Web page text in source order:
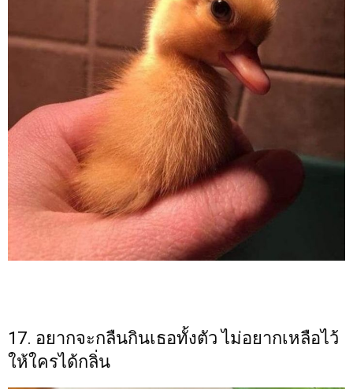
17. อยากจะกลืนกินเธอทั้งตัว ไม่อยากเหลือไว้
ให้ใครได้กลิ่น